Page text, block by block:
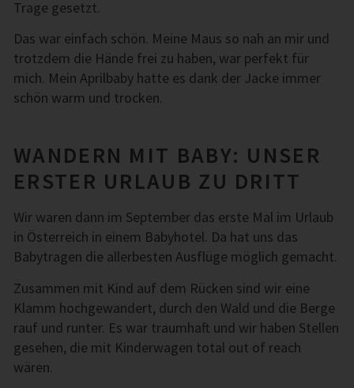
Trage gesetzt.
Das war einfach schön. Meine Maus so nah an mir und
trotzdem die Hände frei zu haben, war perfekt für
mich. Mein Aprilbaby hatte es dank der Jacke immer
schön warm und trocken.
WANDERN MIT BABY: UNSER
ERSTER URLAUB ZU DRITT
Wir waren dann im September das erste Mal im Urlaub
in Österreich in einem Babyhotel. Da hat uns das
Babytragen die allerbesten Ausflüge möglich gemacht.
Zusammen mit Kind auf dem Rücken sind wir eine
Klamm hochgewandert, durch den Wald und die Berge
rauf und runter. Es war traumhaft und wir haben Stellen
gesehen, die mit Kinderwagen total out of reach
wären.